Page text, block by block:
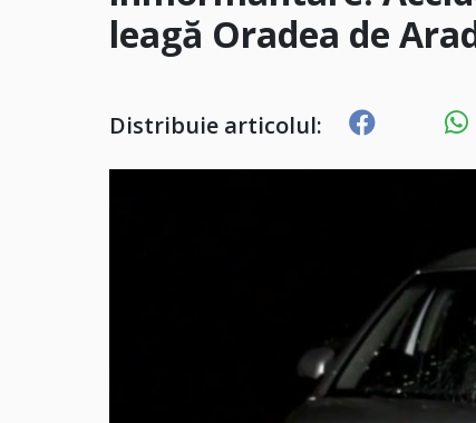
leagă Oradea de
Distribuie articolul: